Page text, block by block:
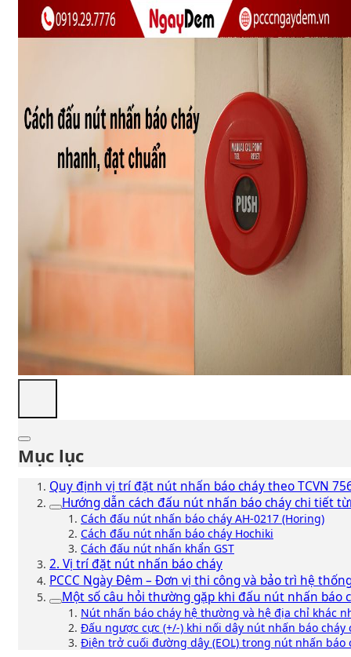
DỰ ÁN
LIÊN HỆ
Nhận báo giá
Mục lục
Quy định vị trí đặt nút nhấn báo cháy theo TCVN
Hướng dẫn cách đấu nút nhấn báo cháy chi tiết
Cách đấu nút nhấn báo cháy AH-0217 (Horing)
Cách đấu nút nhấn báo cháy Hochiki
Cách đấu nút nhấn khẩn GST
2. Vị trí đặt nút nhấn báo cháy
PCCC Ngày Đêm – Đơn vị thi công và bảo trì hệ
Một số câu hỏi thường gặp khi đấu nút nhấn báo
Nút nhấn báo cháy hệ thường và hệ địa chỉ khác
Đấu ngược cực (+/-) khi nối dây nút nhấn báo cháy
Điện trở cuối đường dây (EOL) trong nút nhấn báo